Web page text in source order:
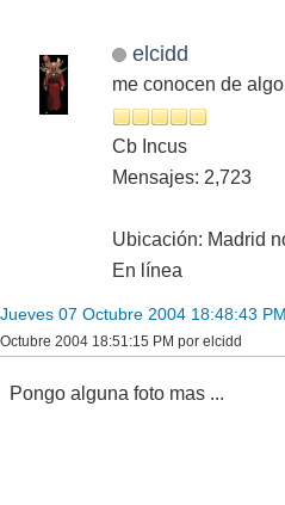
elcidd
me conocen de
Cb Incus
Mensajes: 2,723
Ubicación: Madrid
En línea
Jueves 07 Octubre 2004 18:48:43 PM
Octubre 2004 18:51:15 PM por elcidd
Pongo alguna foto mas ...